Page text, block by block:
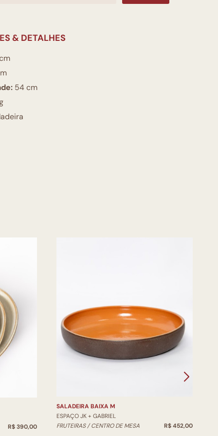
& DETALHES
54 cm
R$ 390,00
SALADEIRA BAIXA M
ESPAÇO JK + GABRIEL
FRUTEIRAS / CENTRO DE MESA
R$ 452,00